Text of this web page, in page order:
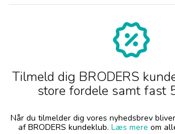
Tilmeld dig BRODERS
store fordele samt fast
Når du tilmelder dig vores nyhedsbrev
af BRODERS kundeklub. Læs mere om